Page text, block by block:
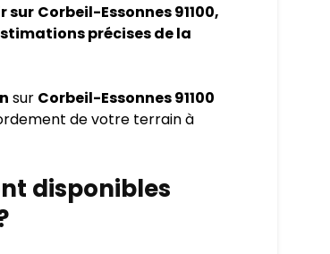
sur Corbeil-Essonnes 91100,
précises de la
sur Corbeil-Essonnes 91100
de votre terrain à
disponibles